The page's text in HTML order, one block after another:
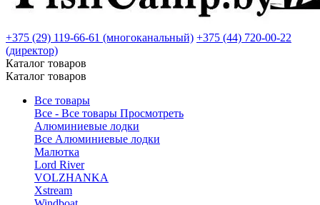
+375 (29) 119-66-61 (многоканальный) +375 (44) 720-00-22
(директор)
Каталог товаров
Каталог товаров
Все товары
Все - Все товары Просмотреть
Алюминиевые лодки
Все Алюминиевые лодки
Малютка
Lord River
VOLZHANKA
Xstream